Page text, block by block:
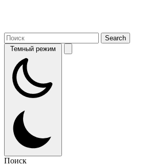
Темный режим
Поиск